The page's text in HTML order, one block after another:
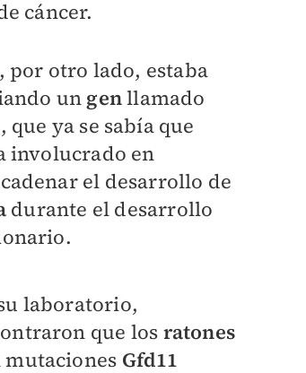
cáncer.
por otro lado, estaba
un genllamado
, que ya se sabía que
involucrado en
el desarrollo de
durante el desarrollo
laboratorio,
que los ratones
mutaciones Gfd11